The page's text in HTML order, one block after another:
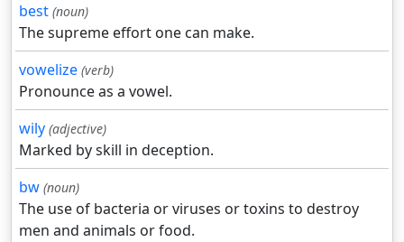
best (noun)
The supreme effort one can make.
vowelize (verb)
Pronounce as a vowel.
wily (adjective)
Marked by skill in deception.
bw (noun)
The use of bacteria or viruses or toxins to destroy
men and animals or food.